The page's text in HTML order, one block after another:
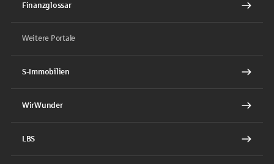
Finanzglossar
Weitere Portale
S-Immobilien
WirWunder
LBS